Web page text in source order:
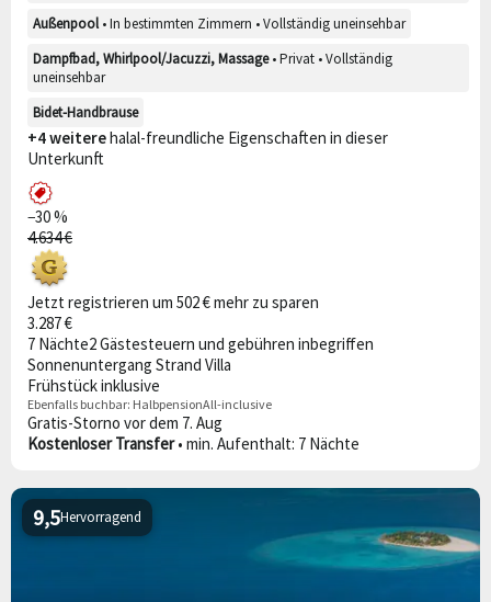
Außenpool• In bestimmten Zimmern • Vollständig uneinsehbar
Dampfbad, Whirlpool/Jacuzzi, Massage• Privat • Vollständig
uneinsehbar
Bidet-Handbrause
+4 weiterehalal-freundliche Eigenschaften in dieser
Unterkunft
−30 %
4.634 €
Jetzt registrieren um 502 € mehr zu sparen
3.287 €
7 Nächte2 Gästesteuern und gebühren inbegriffen
Sonnenuntergang Strand Villa
Frühstück inklusive
Ebenfalls buchbar: HalbpensionAll-inclusive
Gratis-Storno vor dem 7. Aug
Kostenloser Transfer• min. Aufenthalt: 7 Nächte
Hervorragend
9,5